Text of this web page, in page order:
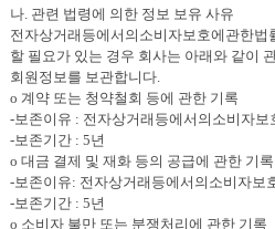
나. 관련 법령에 의한 정보 보유 사유
전자상거래등에서의소비자보호에관한
할 필요가 있는 경우 회사는 아래와 같이
회원정보를 보관합니다.
o 계약 또는 청약철회 등에 관한 기록
-보존이유 : 전자상거래등에서의소비자보
-보존기간 : 5년
o 대금 결제 및 재화 등의 공급에 관한 기록
-보존이유: 전자상거래등에서의소비자보
-보존기간 : 5년
o 소비자 불만 또는 분쟁처리에 관한 기록